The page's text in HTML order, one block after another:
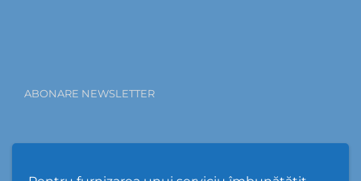
ABONARE NEWSLETTER